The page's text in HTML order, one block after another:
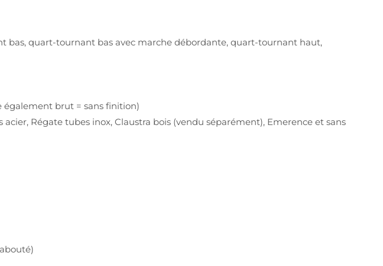
quart-tournant bas avec marche débordante, quart-tournant haut,
également brut = sans finition)
Régate tubes inox, Claustra bois (vendu séparément), Emerence et sans